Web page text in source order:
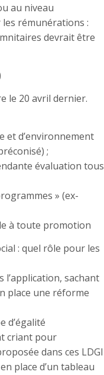
au niveau
rémunérations :
devrait être
le 20 avril dernier.
et d’environnement
;
évaluation tous
» (ex-
à toute promotion
: quel rôle pour les
l’application, sachant
place une réforme
d’égalité
criant pour
dans ces LDGI
place d’un tableau